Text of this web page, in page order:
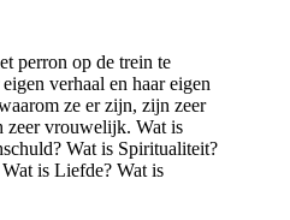
perron op de trein te
verhaal en haar eigen
ze er zijn, zijn zeer
zeer vrouwelijk. Wat is
Wat is Spiritualiteit?
is Liefde? Wat is